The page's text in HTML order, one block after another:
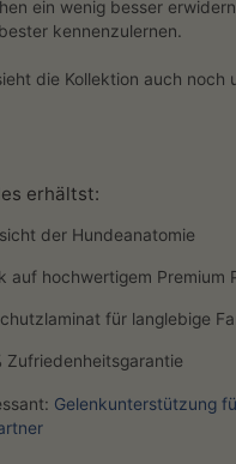
ein wenig besser
kennenzulernen.
die Kollektion auch noch
erhältst:
der Hundeanatomie
auf hochwertigem Premium
für langlebige
Zufriedenheitsgarantie
Gelenkunterstützung